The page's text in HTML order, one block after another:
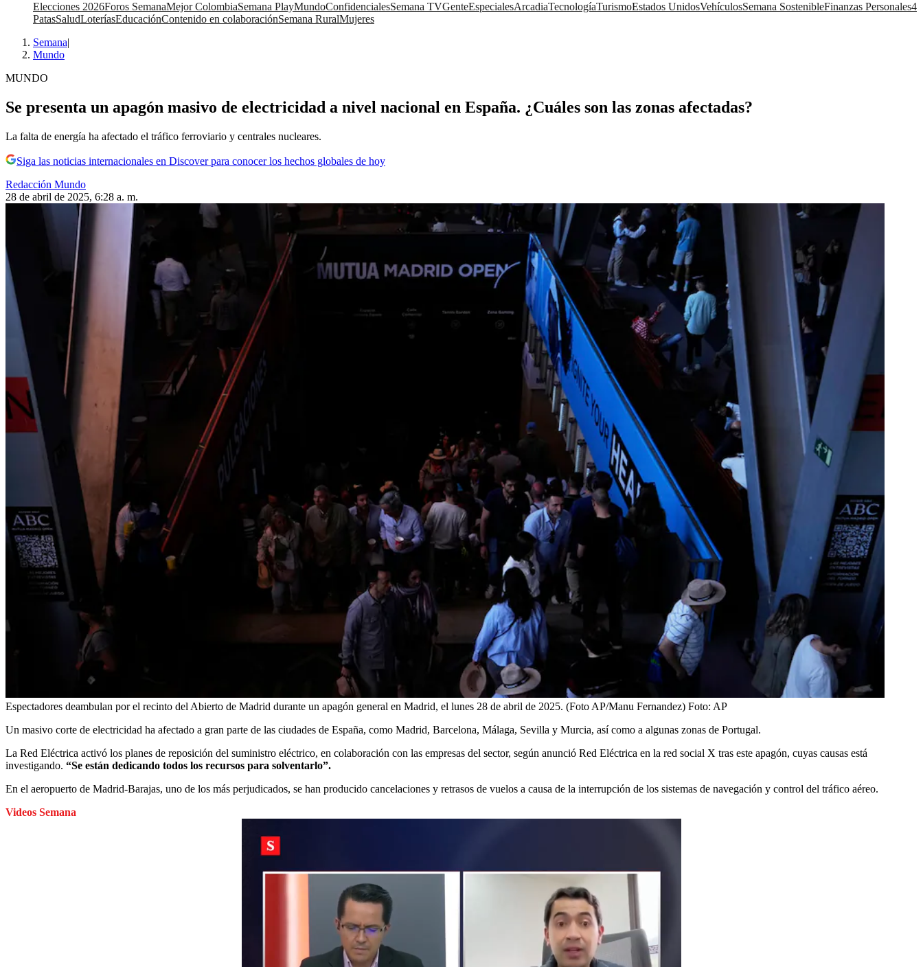
Elecciones 2026Foros SemanaMejor ColombiaSemana PlayMundoConfidencialesSemana TVGenteEspecialesArcadiaTecnologíaTurismoEstados UnidosVehículosSemana SostenibleFinanzas Personales4
PatasSaludLoteríasEducaciónContenido en colaboraciónSemana RuralMujeres
Semana|
Mundo
MUNDO
Se presenta un apagón masivo de electricidad a nivel nacional en España. ¿Cuáles son las zonas afectadas?
La falta de energía ha afectado el tráfico ferroviario y centrales nucleares.
Siga las noticias internacionales en Discover para conocer los hechos globales de hoy
Redacción Mundo
28 de abril de 2025, 6:28 a. m.
Espectadores deambulan por el recinto del Abierto de Madrid durante un apagón general en Madrid, el lunes 28 de abril de 2025. (Foto AP/Manu Fernandez) Foto: AP
Un masivo corte de electricidad ha afectado a gran parte de las ciudades de España, como Madrid, Barcelona, Málaga, Sevilla y Murcia, así como a algunas zonas de Portugal.
La Red Eléctrica activó los planes de reposición del suministro eléctrico, en colaboración con las empresas del sector, según anunció Red Eléctrica en la red social X tras este apagón, cuyas causas está
investigando. “Se están dedicando todos los recursos para solventarlo”.
En el aeropuerto de Madrid-Barajas, uno de los más perjudicados, se han producido cancelaciones y retrasos de vuelos a causa de la interrupción de los sistemas de navegación y control del tráfico aéreo.
Videos Semana